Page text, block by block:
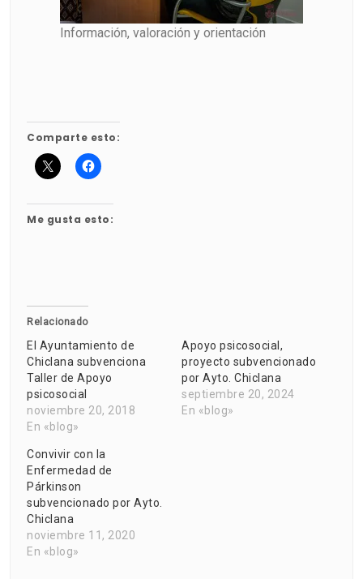
Información, valoración y orientación
Comparte esto:
Me gusta esto:
Relacionado
El Ayuntamiento de
Chiclana subvenciona
Taller de Apoyo
psicosocial
noviembre 20, 2018
En «blog»
Apoyo psicosocial,
proyecto subvencionado
por Ayto. Chiclana
septiembre 20, 2024
En «blog»
Convivir con la
Enfermedad de
Párkinson
subvencionado por Ayto.
Chiclana
noviembre 11, 2020
En «blog»